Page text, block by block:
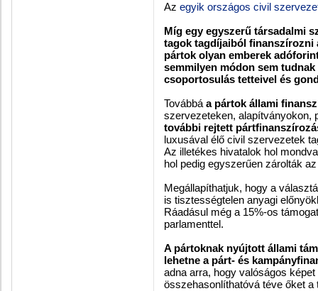
Az egyik országos civil
Míg egy egyszerű társadalmi
tagok tagdíjaiból finanszírozni
pártok olyan emberek
semmilyen módon sem
csoportosulás tetteivel és
Továbbá a pártok állami
szervezeteken, alapítványokon,
további rejtett
luxusával élő civil szervezetek
Az illetékes hivatalok hol
hol pedig egyszerűen zárolták
Megállapíthatjuk, hogy a
is tisztességtelen anyagi
Ráadásul még a 15%-os
parlamenttel.
A pártoknak nyújtott állami
lehetne a párt- és
adna arra, hogy valóságos
összehasonlíthatóvá téve őket a